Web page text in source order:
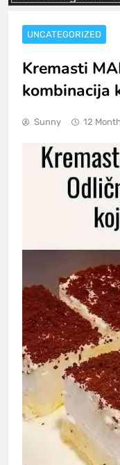
UNCATEGORIZED
Kremasti
kombinacija
Sunny 12